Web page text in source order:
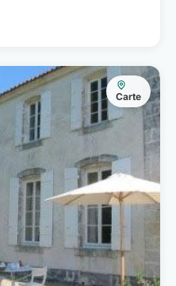
Carte